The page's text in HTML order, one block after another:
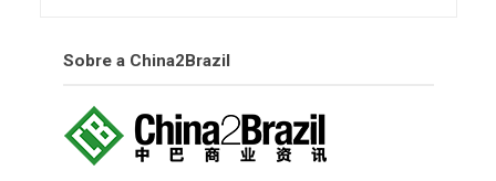
Sobre a China2Brazil